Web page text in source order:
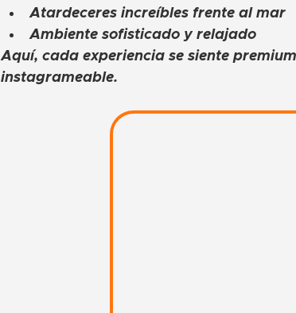
Atardeceres increíbles frente al mar
Ambiente sofisticado y relajado
Aquí, cada experiencia se siente
instagrameable.